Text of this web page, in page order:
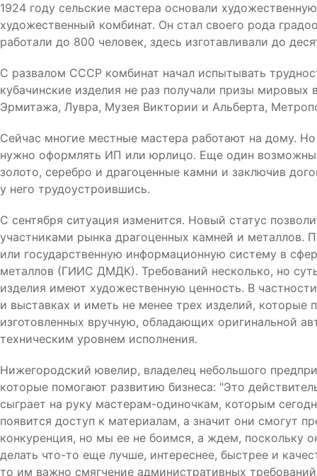
1924 году сельские мастера основали
художественный комбинат. Он стал своего рода
работали до 800 человек, здесь изготавливали до
С развалом СССР комбинат начал испытывать
кубачинские изделия не раз получали призы
Эрмитажа, Лувра, Музея Виктории и Альберта,
Сейчас многие местные мастера работают на дому.
нужно оформлять ИП или юрлицо. Еще один возможный
золото, серебро и драгоценные камни и заключив
у него трудоустроившись.
С сентября ситуация изменится. Новый статус
участниками рынка драгоценных камней и металлов.
или государственную информационную систему в
металлов (ГИИС ДМДК). Требований несколько, но
изделия имеют художественную ценность. В
и выставках и иметь не менее трех изделий, которые
изготовленных вручную, обладающих оригинальной
техническим уровнем исполнения.
Нижегородский ювелир, владелец небольшого
которые помогают развитию бизнеса: "Это
сыграет на руку мастерам-одиночкам, которым
появится доступ к материалам, а значит они смогут
конкуренция, но мы ее не боимся, а ждем, поскольку
делать что-то еще лучше, интереснее, быстрее и
то им важно смягчение административных